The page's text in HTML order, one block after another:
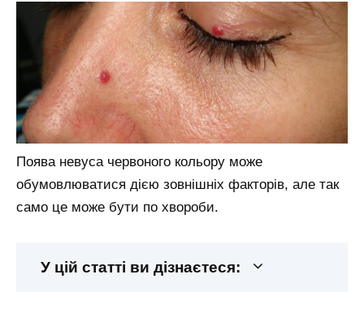
Поява невуса червоного кольору може
обумовлюватися дією зовнішніх факторів, але так
само це може бути по хвороби.
У цій статті ви дізнаєтеся: